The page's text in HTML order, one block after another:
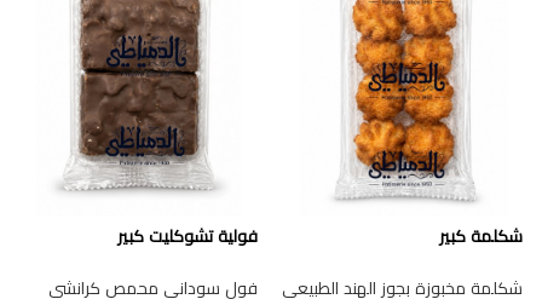
شكلمة كبير
شكلمة مخبوزة بجوز الهند الطبيعي
فولية تشوكليت كبير
فول سوداني محمص كرانشي